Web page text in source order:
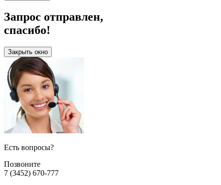
Запрос отправлен,
спасибо!
Закрыть окно
Есть вопросы?
Позвоните
7 (3452) 670-777